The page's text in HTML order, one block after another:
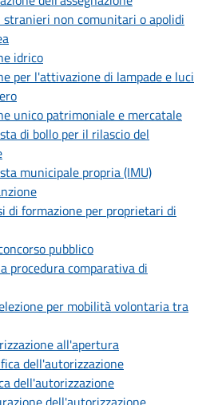
non comunitari o apolidi
idrico
per l'attivazione di lampade e luci
unico patrimoniale e mercatale
di bollo per il rilascio del
municipale propria (IMU)
di formazione per proprietari di
pubblico
procedura comparativa di
per mobilità volontaria tra
all'apertura
dell'autorizzazione
dell'autorizzazione